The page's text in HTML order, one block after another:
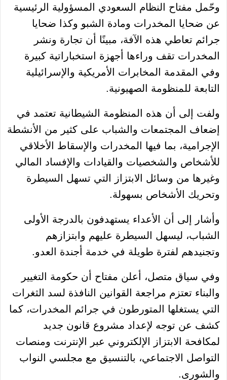
وحّمل مفتاح النظام السعودي المسؤولية الرئيسية
عن ضحايا المخدرات ومادة الشبو وكذا ضحايا
جرائم تعاطي هذه الآفة، مبينًا أن تجارة ونشر
المخدرات تقف وراءها أجهزة استخباراتية كبيرة
وفي المقدمة المخابرات الأمريكية والإسرائيلية
التابعة للمنظومة الصهيونية.
ولفت إلى أن هذه المنظومة الشيطانية تعتمد في
إضعاف المجتمعات والشباب على كثير من الأنشطة
الإجرامية، بما فيها المخدرات والإسقاط الأخلاقي
للأشخاص والشخصيات والقيادات والإفساد المالي
وغيرها من وسائل الابتزاز التي تسهل السيطرة
وتحريك الأشخاص بسهولة.
وأشار إلى أن الأعداء يستهدفون بالدرجة الأولى
الشباب، ليسهل السيطرة عليهم وابتزازهم
وتجنيدهم لفترة طويلة في خدمة أجندة العدو.
وفي سياق متصل، أعلن مفتاح أن حكومة التغيير
والبناء تعتزم مراجعة القوانين النافذة لسد الثغرات
التي يستغلها المتورطون في جرائم المخدرات، كما
كشف عن توجه لإعداد مشروع قانون جديد
لمكافحة الابتزاز الإلكتروني عبر الإنترنت ومنصات
التواصل الاجتماعي، بالتنسيق مع مجلسي النواب
والشورى.